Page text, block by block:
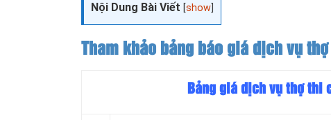
Nội Dung Bài Viết [show
Tham khảo bảng báo giá dịch vụ
Bảng giá dịch vụ thợ thi